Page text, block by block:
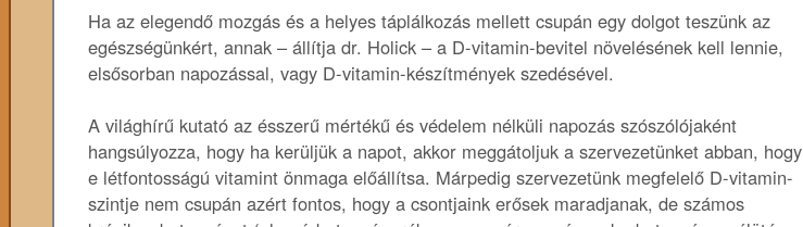
Ha az elegendő mozgás és a helyes táplálkozás mellett csupán egy dolgot teszünk az
egészségünkért, annak – állítja dr. Holick – a D-vitamin-bevitel növelésének kell lennie,
elsősorban napozással, vagy D-vitamin-készítmények szedésével.
A világhírű kutató az ésszerű mértékű és védelem nélküli napozás szószólójaként
hangsúlyozza, hogy ha kerüljük a napot, akkor meggátoljuk a szervezetünket abban, hogy
e létfontosságú vitamint önmaga előállítsa. Márpedig szervezetünk megfelelő D-vitamin-
szintje nem csupán azért fontos, hogy a csontjaink erősek maradjanak, de számos